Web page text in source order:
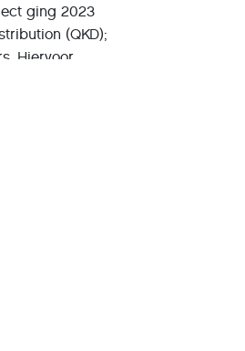
ging 2023
(QKD);
Hiervoor